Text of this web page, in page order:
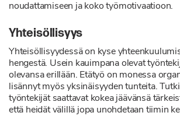
noudattamiseen ja koko työmotivaatioon.
Yhteisöllisyys
Yhteisöllisyydessä on kyse
hengestä. Usein kauimpana olevat
olevansa erillään. Etätyö on monessa
lisännyt myös yksinäisyyden tunteita.
työntekijät saattavat kokea jäävänsä
että heidät välillä jopa unohdetaan tiimin